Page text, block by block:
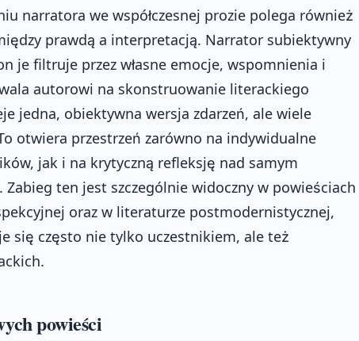
narratora we współczesnej prozie polega również
prawdą a interpretacją. Narrator subiektywny
je filtruje przez własne emocje, wspomnienia i
autorowi na skonstruowanie literackiego
jedna, obiektywna wersja zdarzeń, ale wiele
otwiera przestrzeń zarówno na indywidualne
jak i na krytyczną refleksję nad samym
ten jest szczególnie widoczny w powieściach
oraz w literaturze postmodernistycznej,
się często nie tylko uczestnikiem, ale też
powieści